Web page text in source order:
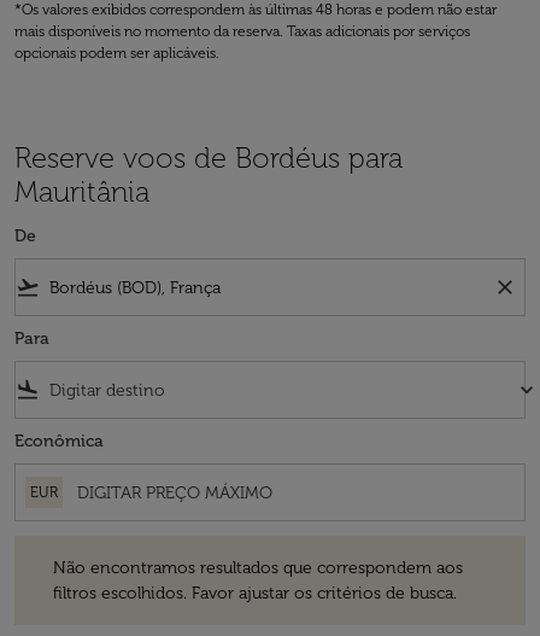
*Os valores exibidos correspondem às últimas 48 horas e podem não estar
mais disponíveis no momento da reserva. Taxas adicionais por serviços
opcionais podem ser aplicáveis.
Reserve voos de Bordéus para
Mauritânia
De
flight_takeoff close
Para
flight_land keyboard_arrow_down
Econômica
EUR
Não encontramos resultados que correspondem aos
filtros escolhidos. Favor ajustar os critérios de busca.